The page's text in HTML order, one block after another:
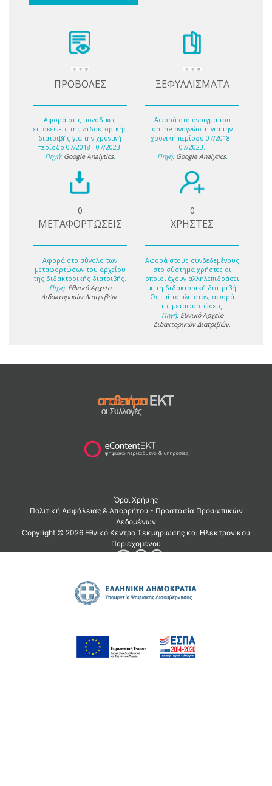
ΠΡΟΒΟΛΕΣ
Αφορά στις μοναδικές
επισκέψεις της διδακτορικής
διατριβής για την χρονική
περίοδο 07/2018 - 07/2023.
Πηγή: Google Analytics.
ΞΕΦΥΛΛΙΣΜΑΤΑ
Αφορά στο άνοιγμα του
online αναγνώστη για την
χρονική περίοδο 07/2018 -
07/2023.
Πηγή: Google Analytics.
0
ΜΕΤΑΦΟΡΤΩΣΕΙΣ
Αφορά στο σύνολο των
μεταφορτώσων του αρχείου
της διδακτορικής διατριβής.
Πηγή: Εθνικό Αρχείο
Διδακτορικών Διατριβών.
0
ΧΡΗΣΤΕΣ
Αφορά στους συνδεδεμένους
στο σύστημα χρήστες οι
οποίοι έχουν αλληλεπιδράσει
με τη διδακτορική διατριβή.
Ως επί το πλείστον, αφορά
τις μεταφορτώσεις.
Πηγή: Εθνικό Αρχείο
Διδακτορικών Διατριβών.